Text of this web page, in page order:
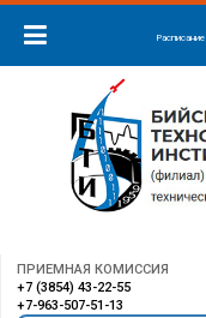
Расписание
ПРИЕМНАЯ КОМИССИЯ
+7 (3854) 43-22-55
+7-963-507-51-13